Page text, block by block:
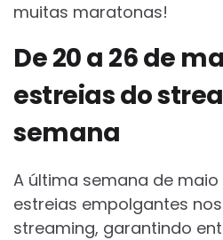
muitas maratonas!
De 20 a 26 de
estreias do
semana
A última semana de
estreias empolgantes
streaming, garantindo